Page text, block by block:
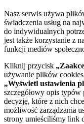
Nasz serwis używa
świadczenia usług na
do indywidualnych
jest także korzystanie z
funkcji mediów
Kliknij przycisk
używanie plików
„Wyświetl ustawienia
szczegółowy opis
decyzję, które z nich
możliwość zarządzania
strony umieściliśmy link